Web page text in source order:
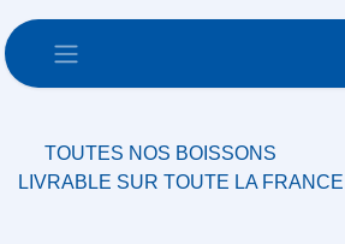
Se rendre au contenu
TOUTES NOS BOISSONS
LIVRABLE SUR TOUTE LA FRANCE